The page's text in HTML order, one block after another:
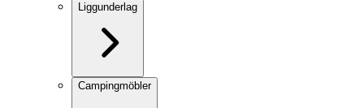
Liggunderlag
Campingmöbler